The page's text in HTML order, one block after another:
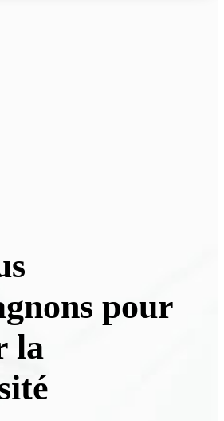
pour
la